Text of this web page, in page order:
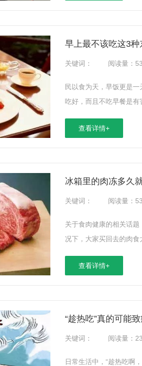
早上最不该吃这3
关键词： 阅读量：
民以食为天，早饭更是
吃好，而且不吃早餐是有
查看详情+
冰箱里的肉冻多久
关键词： 阅读量：
关于食肉健康的相关话
况下，大家买回去的肉食
查看详情+
“趁热吃”真的可能
关键词： 阅读量：
日常生活中，“趁热吃啊